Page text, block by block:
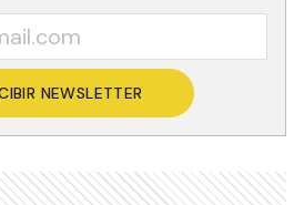
NEWSLETTER